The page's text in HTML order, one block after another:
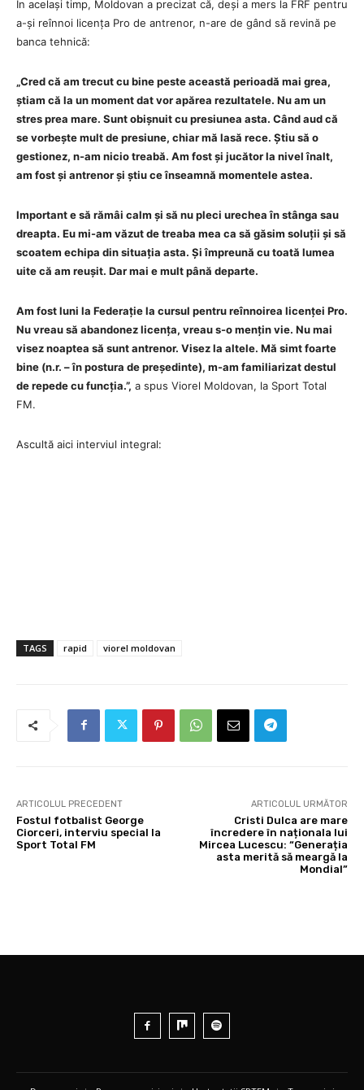
În același timp, Moldovan a precizat că, deși a mers la FRF pentru
a-și reînnoi licența Pro de antrenor, n-are de gând să revină pe
banca tehnică:
„Cred că am trecut cu bine peste această perioadă mai grea,
știam că la un moment dat vor apărea rezultatele. Nu am un
stres prea mare. Sunt obișnuit cu presiunea asta. Când aud că
se vorbește mult de presiune, chiar mă lasă rece. Știu să o
gestionez, n-am nicio treabă. Am fost și jucător la nivel înalt,
am fost și antrenor și știu ce înseamnă momentele astea.
Important e să rămâi calm și să nu pleci urechea în stânga sau
dreapta. Eu mi-am văzut de treaba mea ca să găsim soluții și să
scoatem echipa din situația asta. Și împreună cu toată lumea
uite că am reușit. Dar mai e mult până departe.
Am fost luni la Federație la cursul pentru reînnoirea licenței Pro.
Nu vreau să abandonez licența, vreau s-o mențin vie. Nu mai
visez noaptea să sunt antrenor. Visez la altele. Mă simt foarte
bine (n.r. – în postura de președinte), m-am familiarizat destul
de repede cu funcția.”, a spus Viorel Moldovan, la Sport Total
FM.
Ascultă aici interviul integral:
TAGS rapid viorel moldovan
ARTICOLUL PRECEDENT
Fostul fotbalist George
Ciorceri, interviu special la
Sport Total FM
ARTICOLUL URMĂTOR
Cristi Dulca are mare
încredere în naționala lui
Mircea Lucescu: “Generația
asta merită să meargă la
Mondial”